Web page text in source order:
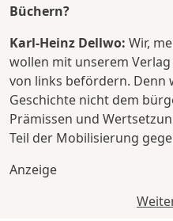
Büchern?
Karl-Heinz Dellwo: Wir,
wollen mit unserem
von links befördern. Denn
Geschichte nicht dem
Prämissen und
Teil der Mobilisierung
Anzeige